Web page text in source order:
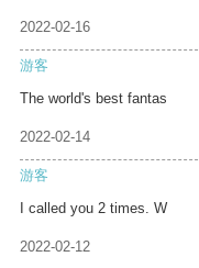
2022-02-16
游客
The world's best fantas
2022-02-14
游客
I called you 2 times. W
2022-02-12